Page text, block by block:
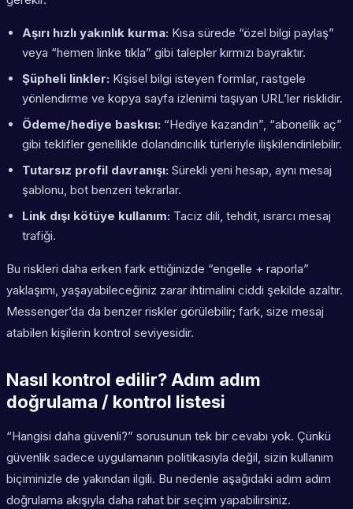
Aşırı hızlı yakınlık kurma: Kısa sürede “özel bilgi paylaş”
veya “hemen linke tıkla” gibi talepler kırmızı bayraktır.
Şüpheli linkler: Kişisel bilgi isteyen formlar, rastgele
yönlendirme ve kopya sayfa izlenimi taşıyan URL’ler risklidir.
Ödeme/hediye baskısı: “Hediye kazandın”, “abonelik aç”
gibi teklifler genellikle dolandırıcılık türleriyle ilişkilendirilebilir.
Tutarsız profil davranışı: Sürekli yeni hesap, aynı mesaj
şablonu, bot benzeri tekrarlar.
Link dışı kötüye kullanım: Taciz dili, tehdit, ısrarcı mesaj
trafiği.
Bu riskleri daha erken fark ettiğinizde “engelle + raporla”
yaklaşımı, yaşayabileceğiniz zarar ihtimalini ciddi şekilde azaltır.
Messenger’da da benzer riskler görülebilir; fark, size mesaj
atabilen kişilerin kontrol seviyesidir.
Nasıl kontrol edilir? Adım adım
doğrulama / kontrol listesi
“Hangisi daha güvenli?” sorusunun tek bir cevabı yok. Çünkü
güvenlik sadece uygulamanın politikasıyla değil, sizin kullanım
biçiminizle de yakından ilgili. Bu nedenle aşağıdaki adım adım
doğrulama akışıyla daha rahat bir seçim yapabilirsiniz.